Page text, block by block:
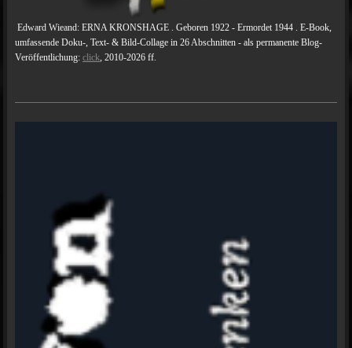
Edward Wieand: ERNA KRONSHAGE . Geboren 1922 - Ermordet 1944 . E-Book,
umfassende Doku-, Text- & Bild-Collage in 26 Abschnitten - als permanente Blog-
Veröffentlichung: click, 2010-2026 ff.